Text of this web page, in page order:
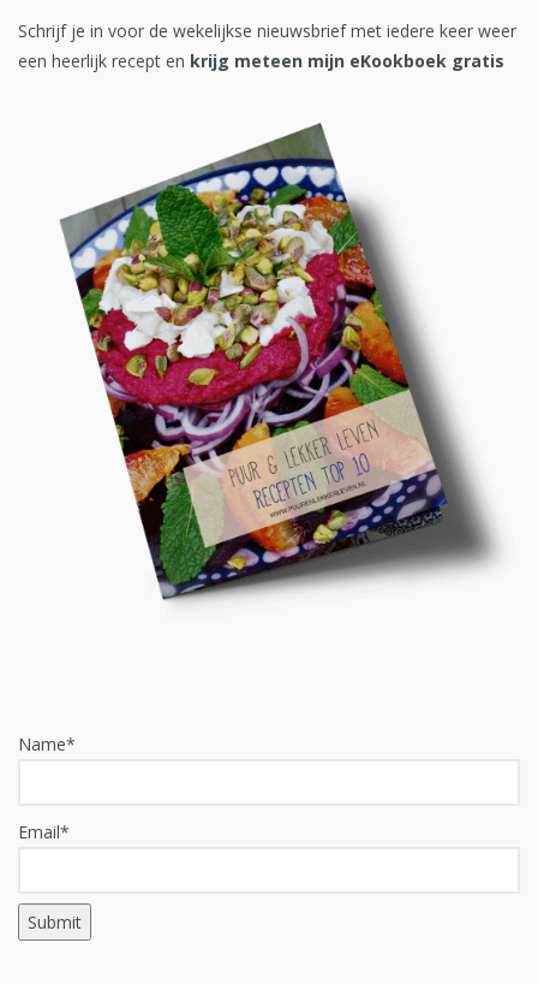
Schrijf je in voor de wekelijkse nieuwsbrief met iedere keer weer
een heerlijk recept en krijg meteen mijn eKookboek gratis
Name*
Email*